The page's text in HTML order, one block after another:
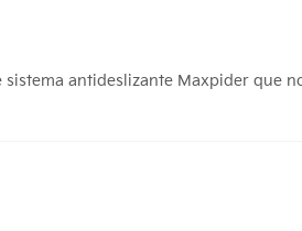
antideslizante Maxpider que